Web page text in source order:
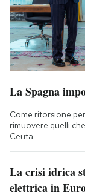
La Spagna
Come ritorsione
rimuovere quelli
Ceuta
La crisi idrica
elettrica in